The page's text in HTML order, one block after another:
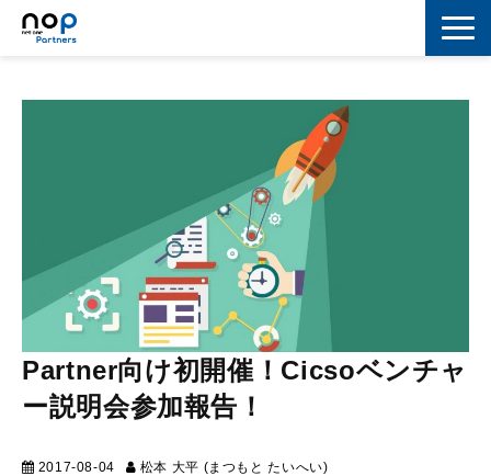
セキュリティ
IoT
コラボレーション
スキルアップ
IT用語解説
Partner向け初開催！Cicsoベンチャ
ー説明会参加報告！
2017-08-04 松本 大平 (まつもと たいへい)